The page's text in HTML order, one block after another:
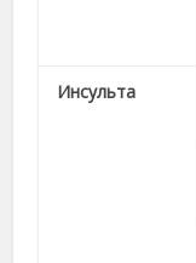
Инсульта